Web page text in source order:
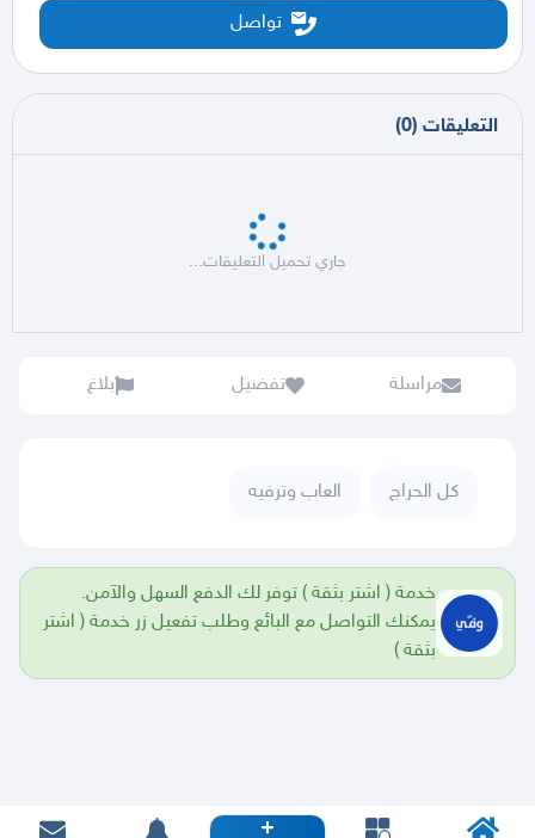
تواصل
التعليقات (
0
)
جاري تحميل التعليقات...
مراسلة تفضيل بلاغ
كل الحراج العاب وترفيه
خدمة ( اشتر بثقة ) توفر لك الدفع السهل والآمن.
يمكنك التواصل مع البائع وطلب تفعيل زر خدمة ( اشتر
بثقة )